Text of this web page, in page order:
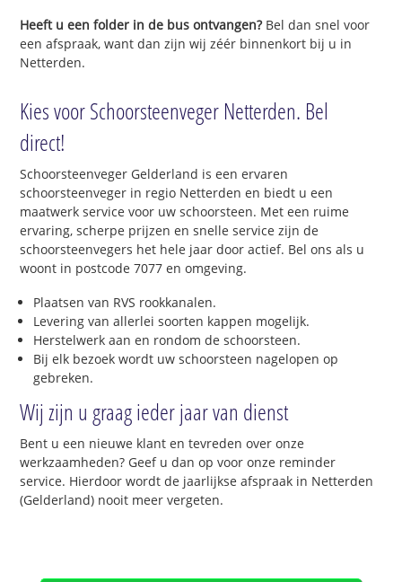
Heeft u een folder in de bus ontvangen?Bel dan snel voor
een afspraak, want dan zijn wij zéér binnenkort bij u in
Netterden.
Kies voor Schoorsteenveger Netterden. Bel
direct!
Schoorsteenveger Gelderland is een ervaren
schoorsteenveger in regio Netterden en biedt u een
maatwerk service voor uw schoorsteen. Met een ruime
ervaring, scherpe prijzen en snelle service zijn de
schoorsteenvegers het hele jaar door actief. Bel ons als u
woont in postcode 7077 en omgeving.
Plaatsen van RVS rookkanalen.
Levering van allerlei soorten kappen mogelijk.
Herstelwerk aan en rondom de schoorsteen.
Bij elk bezoek wordt uw schoorsteen nagelopen op
gebreken.
Wij zijn u graag ieder jaar van dienst
Bent u een nieuwe klant en tevreden over onze
werkzaamheden? Geef u dan op voor onze reminder
service. Hierdoor wordt de jaarlijkse afspraak in Netterden
(Gelderland) nooit meer vergeten.